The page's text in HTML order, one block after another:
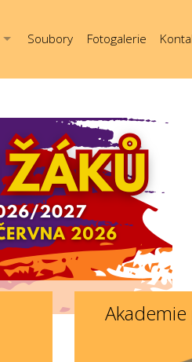
Soubory Fotogalerie